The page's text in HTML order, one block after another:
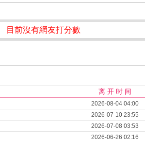
目前沒有網友打分數
离 开 时 间
2026-08-04 04:00
2026-07-10 23:55
2026-07-08 03:53
2026-06-26 02:16